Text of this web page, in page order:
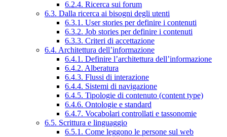
6.2.4. Ricerca sui forum
6.3. Dalla ricerca ai bisogni degli utenti
6.3.1. User stories per definire i contenuti
6.3.2. Job stories per definire i contenuti
6.3.3. Criteri di accettazione
6.4. Architettura dell’informazione
6.4.1. Definire l’architettura dell’informazione
6.4.2. Alberatura
6.4.3. Flussi di interazione
6.4.4. Sistemi di navigazione
6.4.5. Tipologie di contenuto (content type)
6.4.6. Ontologie e standard
6.4.7. Vocabolari controllati e tassonomie
6.5. Scrittura e linguaggio
6.5.1. Come leggono le persone sul web